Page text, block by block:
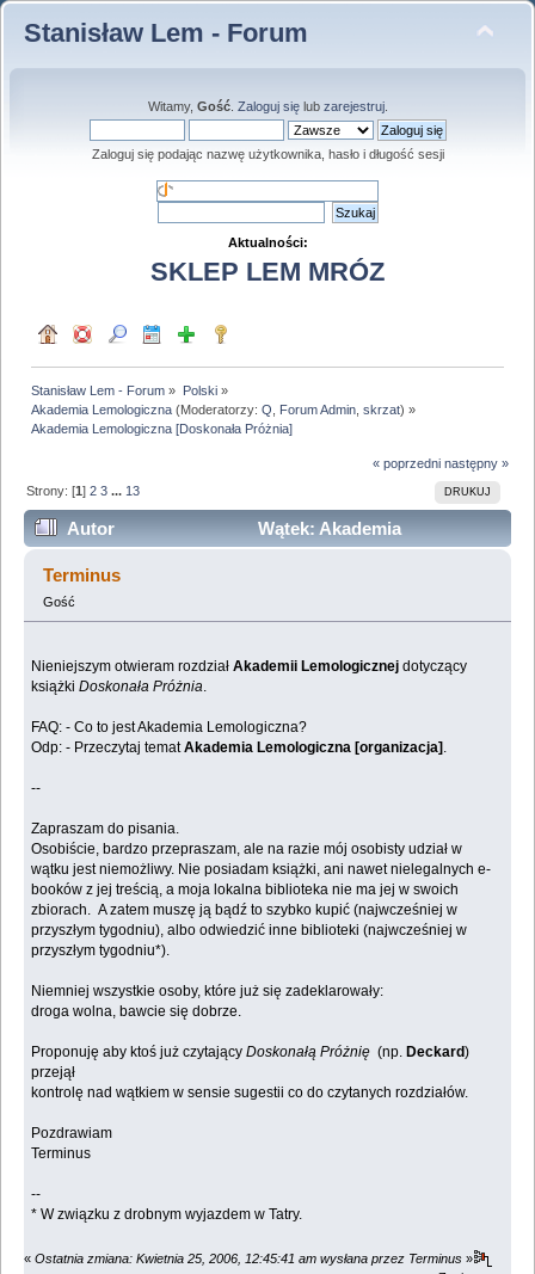
Stanisław Lem - Forum
Witamy, Gość. Zaloguj sięlub zarejestruj.
Zaloguj się podając nazwę użytkownika, hasło i długość sesji
Aktualności:
SKLEP LEM MRÓZ
Stanisław Lem - Forum » Polski»
Akademia Lemologiczna (Moderatorzy:Q Forum Admin ,skrzat) »
Akademia Lemologiczna [Doskonała Próżnia]
« poprzedni następny »
DRUKUJ
Strony: [1]2 3 ... 13
Autor
Wątek: Akademia
Lemologiczna [Doskonała Próżnia] (Przeczytany
428151 razy)
Terminus
Gość
Nieniejszym otwieram rozdział Akademii Lemologicznej dotyczący
książkiDoskonała Próżnia.
FAQ: - Co to jest Akademia Lemologiczna?
Odp: - Przeczytaj tematAkademia Lemologiczna [organizacja] .
--
Zapraszam do pisania.
Osobiście, bardzo przepraszam, ale na razie mój osobisty udział w
wątku jest niemożliwy. Nie posiadam książki, ani nawet nielegalnych e-
booków z jej treścią, a moja lokalna biblioteka nie ma jej w swoich
zbiorach. A zatem muszę ją bądź to szybko kupić (najwcześniej w
przyszłym tygodniu), albo odwiedzić inne biblioteki (najwcześniej w
przyszłym tygodniu*).
Niemniej wszystkie osoby, które już się zadeklarowały:
droga wolna, bawcie się dobrze.
Proponuję aby ktoś już czytającyDoskonałą Próżnię (np. Deckard)
przejął
kontrolę nad wątkiem w sensie sugestii co do czytanych rozdziałów.
Pozdrawiam
Terminus
--
* W związku z drobnym wyjazdem w Tatry.
« Ostatnia zmiana: Kwietnia 25, 2006, 12:45:41 am wysłana przez Terminus »